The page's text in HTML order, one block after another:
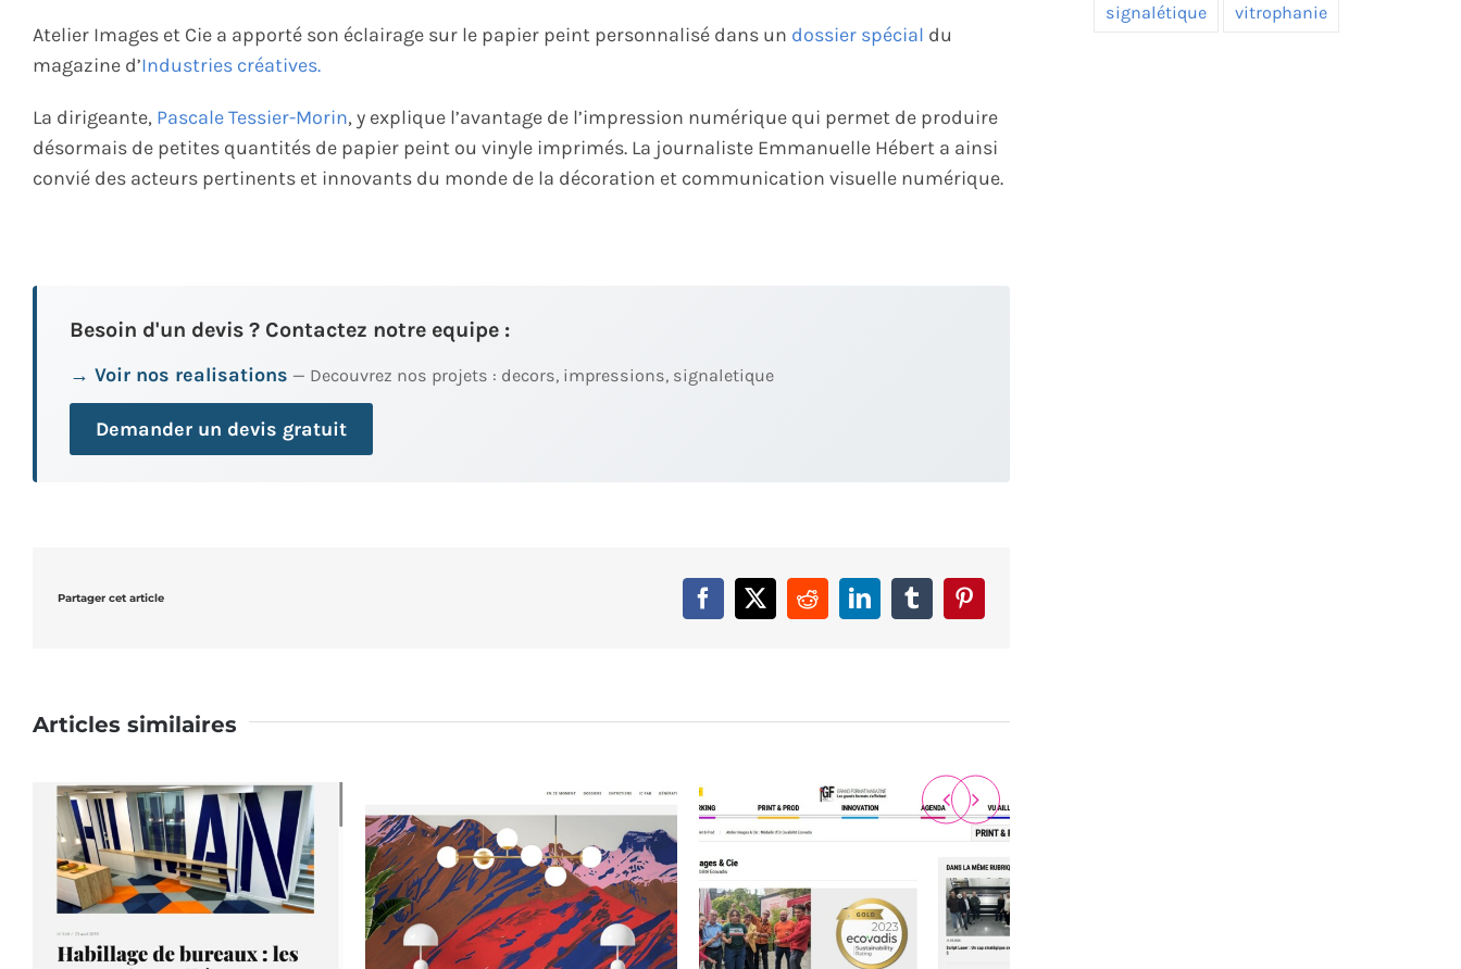
Atelier Images et Cie a apporté son éclairage sur le papier peint personnalisé dans un dossier spécial du
magazine d’Industries créatives.
La dirigeante, Pascale Tessier-Morin, y explique l’avantage de l’impression numérique qui permet de produire
désormais de petites quantités de papier peint ou vinyle imprimés. La journaliste Emmanuelle Hébert a ainsi
convié des acteurs pertinents et innovants du monde de la décoration et communication visuelle numérique.
Besoin d'un devis ? Contactez notre equipe :
→ Voir nos realisations — Decouvrez nos projets : decors, impressions, signaletique
Demander un devis gratuit
Partager cet article Facebook
X RedditLinkedInTumblrPinterest
Articles similaires
signalétique vitrophanie